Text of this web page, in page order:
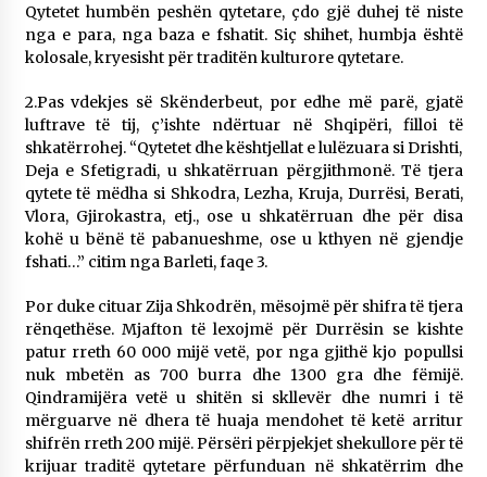
Qytetet humbën peshën qytetare, çdo gjë duhej të niste
nga e para, nga baza e fshatit. Siç shihet, humbja është
kolosale, kryesisht për traditën kulturore qytetare.
2.Pas vdekjes së Skënderbeut, por edhe më parë, gjatë
luftrave të tij, ç’ishte ndërtuar në Shqipëri, filloi të
shkatërrohej. “Qytetet dhe kështjellat e lulëzuara si Drishti,
Deja e Sfetigradi, u shkatërruan përgjithmonë. Të tjera
qytete të mëdha si Shkodra, Lezha, Kruja, Durrësi, Berati,
Vlora, Gjirokastra, etj., ose u shkatërruan dhe për disa
kohë u bënë të pabanueshme, ose u kthyen në gjendje
fshati…” citim nga Barleti, faqe 3.
Por duke cituar Zija Shkodrën, mësojmë për shifra të tjera
rënqethëse. Mjafton të lexojmë për Durrësin se kishte
patur rreth 60 000 mijë vetë, por nga gjithë kjo popullsi
nuk mbetën as 700 burra dhe 1300 gra dhe fëmijë.
Qindramijëra vetë u shitën si skllevër dhe numri i të
mërguarve në dhera të huaja mendohet të ketë arritur
shifrën rreth 200 mijë. Përsëri përpjekjet shekullore për të
krijuar traditë qytetare përfunduan në shkatërrim dhe